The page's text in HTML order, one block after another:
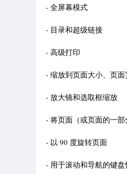
- 全屏幕模式
- 目录和超级链接
- 高级打印
- 缩放到页面大小、页
- 放大镜和选取框缩放
- 将页面（或页面的一
- 以 90 度旋转页面
- 用于滚动和导航的键